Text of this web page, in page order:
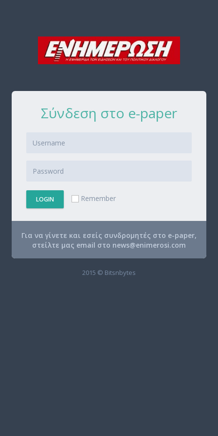
Σύνδεση στο e-paper
LOGIN Remember
Για να γίνετε και εσείς συνδρομητές στο e-paper,
στείλτε μας email στο news@enimerosi.com
2015 © Bitsnbytes